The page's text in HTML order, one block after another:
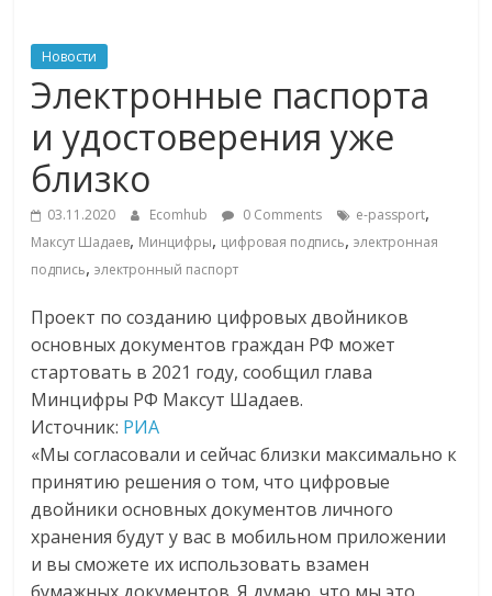
ритейле,
логистике,
технологиях,
соцсетях
Портал
онлайн-
торговле,
сервисах
для
Commerce,
ритейле,
логистике,
технологиях,
соцсетях.
Новости
Электронные паспорта
и удостоверения уже
близко
03.11.2020 Ecomhub 0 Comments e-passport,
Максут Шадаев, Минцифры, цифровая подпись,электронная
подпись,электронный паспорт
Проект по созданию цифровых двойников
основных документов граждан РФ может
стартовать в 2021 году, сообщил глава
Минцифры РФ Максут Шадаев.
Источник: РИА
«Мы согласовали и сейчас близки максимально к
принятию решения о том, что цифровые
двойники основных документов личного
хранения будут у вас в мобильном приложении
и вы сможете их использовать взамен